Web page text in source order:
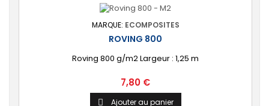
MARQUE: ECOMPOSITES
ROVING 800
Roving 800 g/m2 Largeur : 1,25 m
Prix
7,80 €
 Ajouter au panier